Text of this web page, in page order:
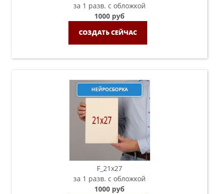
за 1 разв. с обложкой
1000 руб
СОЗДАТЬ СЕЙЧАС
НЕЙРОСБОРКА
F_21х27
за 1 разв. с обложкой
1000 руб